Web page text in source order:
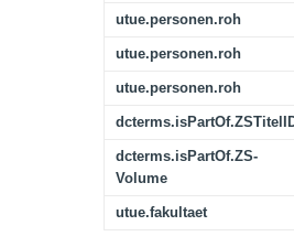
utue.personen.roh
utue.personen.roh
utue.personen.roh
dcterms.isPartOf.ZS-
Volume
utue.fakultaet